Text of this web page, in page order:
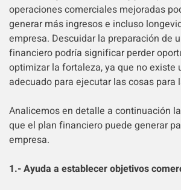
operaciones comerciales mejoradas
generar más ingresos e incluso
empresa. Descuidar la preparación de
financiero podría significar perder
optimizar la fortaleza, ya que no existe
adecuado para ejecutar las cosas para
Analicemos en detalle a continuación
que el plan financiero puede generar
empresa.
1.- Ayuda a establecer objetivos